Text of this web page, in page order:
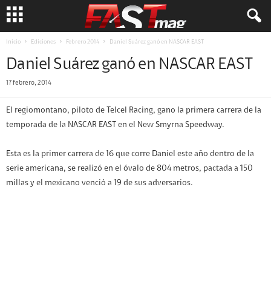
Inicio Ediciones Febrero 2014 Daniel Suárez ganó en NASCAR EAST
Daniel Suárez ganó en NASCAR EAST
17 febrero, 2014
El regiomontano, piloto de Telcel Racing, gano la primera carrera de la
temporada de la NASCAR EAST en el New Smyrna Speedway.
Esta es la primer carrera de 16 que corre Daniel este año dentro de la
serie americana, se realizó en el óvalo de 804 metros, pactada a 150
millas y el mexicano venció a 19 de sus adversarios.